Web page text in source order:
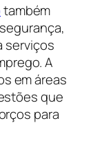
também
serviços
A
em áreas
que
para